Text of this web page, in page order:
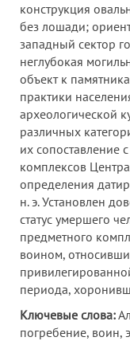
конструкция
без лошади;
западный сектор
неглубокая
объект к
практики
археологической
различных
их сопоставление
комплексов
определения
н. э. Установлен
статус умершего
предметного
воином,
периода,
Ключевые слова:
погребение, воин,